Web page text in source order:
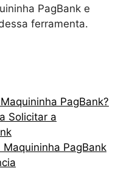
PagBank e
ferramenta.
PagBank?
Solicitar a
PagBank